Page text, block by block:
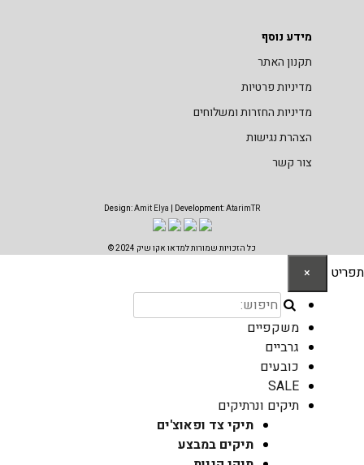
מידע נוסף
תקנון האתר
מדיניות פרטיות
מדיניות החזרות ומשלוחים
הצהרת נגישות
צור קשר
Design:Amit Elya | Development:AtarimTR
כל הזכויות שמורות למדאו אקו שיק 2024 ©
תפריט ×
משקפיים
גרביים
כובעים
SALE
תיקים ונרתיקים
תיקי צד ופאוצ'ים
תיקים במבצע